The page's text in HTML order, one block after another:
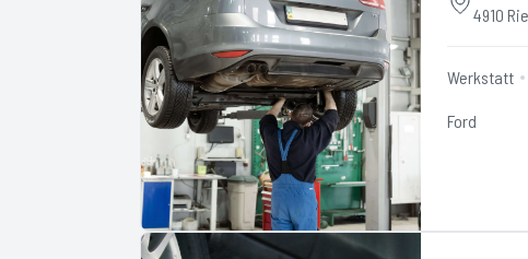
4910
Werkstatt
Ford